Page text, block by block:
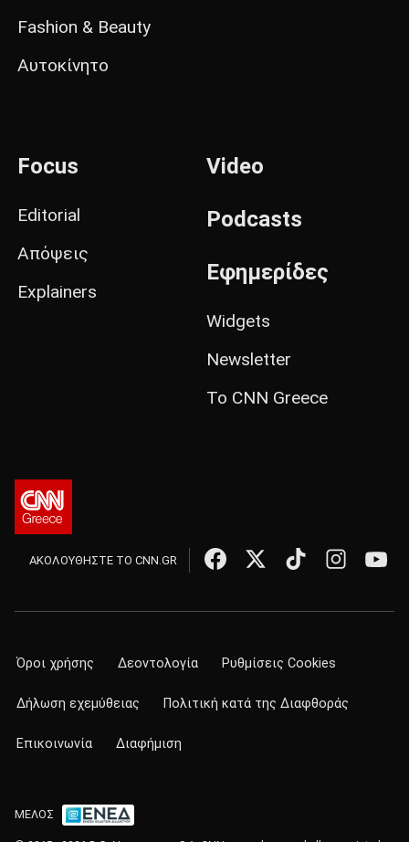
Fashion & Beauty
Αυτοκίνητο
Focus
Editorial
Απόψεις
Explainers
Video
Podcasts
Εφημερίδες
Widgets
Newsletter
Το CNN Greece
ΑΚΟΛΟΥΘΗΣΤΕ ΤΟ CNN.GR
Όροι χρήσης Δεοντολογία Ρυθμίσεις Cookies
Δήλωση εχεμύθειας Πολιτική κατά της Διαφθοράς
Επικοινωνία Διαφήμιση
ΜΕΛΟΣ